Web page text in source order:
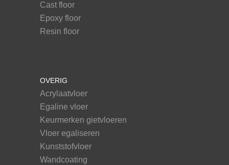
Cast floor
Epoxy floor
Resin floor
OVERIG
Acrylaatvloer
Egaline vloer
Keurmerken gietvloeren
Vloer egaliseren
Kunststofvloer
Wandcoating